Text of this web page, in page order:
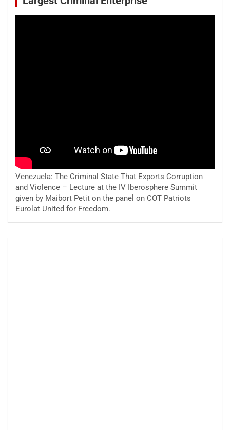
Venezuela: The Criminal State That Exports Corruption
and Violence – Lecture at the IV Iberosphere Summit
given by Maibort Petit on the panel on COT Patriots
Eurolat United for Freedom.